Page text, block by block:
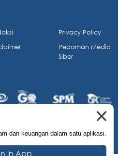
dan keuangan dalam satu aplikasi.
in App
Privacy Policy
Pedoman Media
Siber
All Rights Reserved.